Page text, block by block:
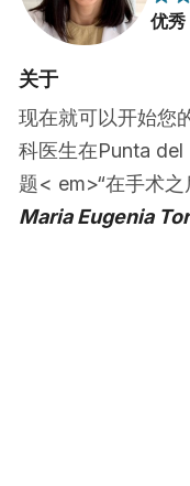
优
关于
现在就可以开始您
科医生在Punta
题< em>“在手术
Maria Eugenia